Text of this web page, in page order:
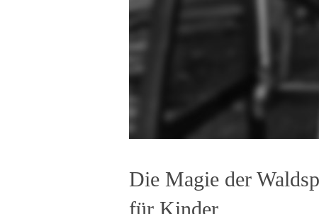
Die Magie der
für Kinder